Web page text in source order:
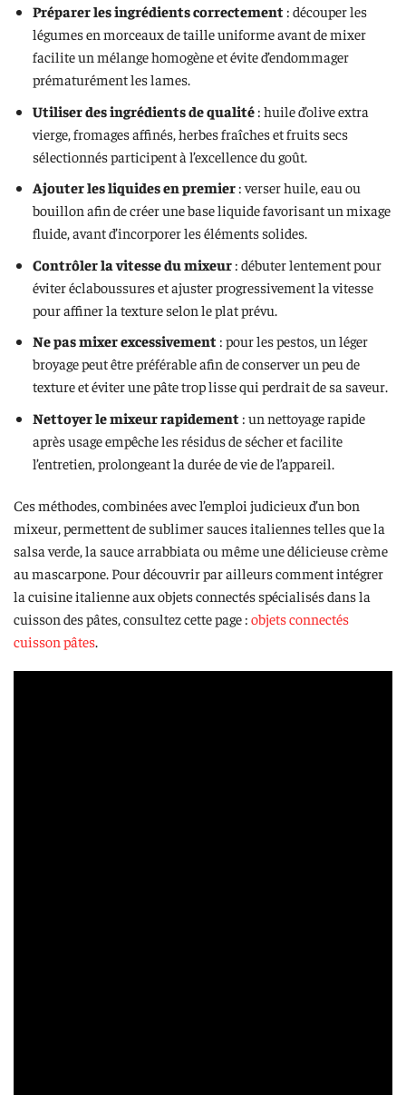
Préparer les ingrédients correctement : découper les
légumes en morceaux de taille uniforme avant de mixer
facilite un mélange homogène et évite d’endommager
prématurément les lames.
Utiliser des ingrédients de qualité: huile d’olive extra
vierge, fromages affinés, herbes fraîches et fruits secs
sélectionnés participent à l’excellence du goût.
Ajouter les liquides en premier: verser huile, eau ou
bouillon afin de créer une base liquide favorisant un mixage
fluide, avant d’incorporer les éléments solides.
Contrôler la vitesse du mixeur: débuter lentement pour
éviter éclaboussures et ajuster progressivement la vitesse
pour affiner la texture selon le plat prévu.
Ne pas mixer excessivement : pour les pestos, un léger
broyage peut être préférable afin de conserver un peu de
texture et éviter une pâte trop lisse qui perdrait de sa saveur.
Nettoyer le mixeur rapidement : un nettoyage rapide
après usage empêche les résidus de sécher et facilite
l’entretien, prolongeant la durée de vie de l’appareil.
Ces méthodes, combinées avec l’emploi judicieux d’un bon
mixeur, permettent de sublimer sauces italiennes telles que la
salsa verde, la sauce arrabbiata ou même une délicieuse crème
au mascarpone. Pour découvrir par ailleurs comment intégrer
la cuisine italienne aux objets connectés spécialisés dans la
cuisson des pâtes, consultez cette page : objets connectés
cuisson pâtes